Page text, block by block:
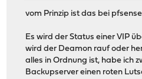
vom Prinzip ist das bei
Es wird der Status einer VIP
wird der Deamon rauf oder
alles in Ordnung ist, habe ich
Backupserver einen roten